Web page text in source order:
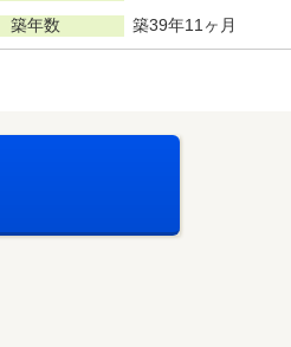
築年数 築39年11ヶ月